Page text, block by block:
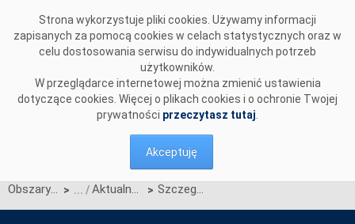
Strona wykorzystuje pliki cookies. Używamy informacji
zapisanych za pomocą cookies w celach statystycznych oraz w
celu dostosowania serwisu do indywidualnych potrzeb
użytkowników.
W przeglądarce internetowej można zmienić ustawienia
dotyczące cookies. Więcej o plikach cookies i o ochronie Twojej
prywatności przeczytasz tutaj
Akceptuję
Obszary działalności > Aktualności Rynku Mocy > Szczegółowy harmonogram aukcji uzupełniającej na drugą połowę roku 2025